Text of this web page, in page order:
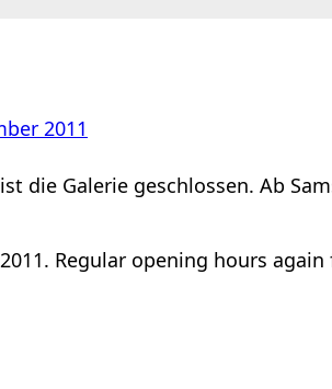
2011
die Galerie geschlossen. Ab
Regular opening hours